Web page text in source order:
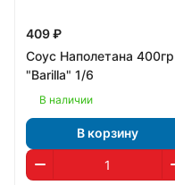
409 ₽
Соус Наполетана 400гр
"Barilla" 1/6
В наличии
В корзину